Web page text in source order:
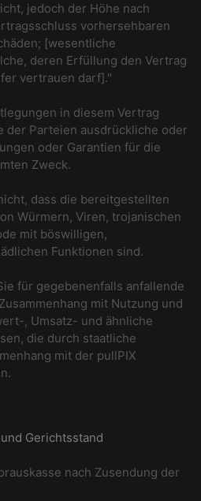
jedoch der Höhe nach
vorhersehbaren
[wesentliche
deren Erfüllung den Vertrag
vertrauen darf]."
in diesem Vertrag
der Parteien ausdrückliche oder
oder Garantien für die
Zweck.
dass die bereitgestellten
Würmern, Viren, trojanischen
mit böswilligen,
Funktionen sind.
für gegebenenfalls anfallende
mit Nutzung und
, Umsatz- und ähnliche
die durch staatliche
mit der pullPIX
Gerichtsstand
nach Zusendung der